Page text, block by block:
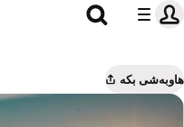
هاوبەشی بکە